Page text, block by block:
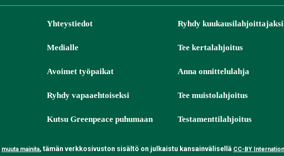
Yhteystiedot
Medialle
Avoimet työpaikat
Ryhdy vapaaehtoiseksi
Kutsu Greenpeace puhumaan
Ryhdy kuukausilahjoittajaksi
Tee kertalahjoitus
Anna onnittelulahja
Tee muistolahjoitus
Testamenttilahjoitus
muuta mainita, tämän verkkosivuston sisältö on julkaistu kansainvälisellä CC-BY